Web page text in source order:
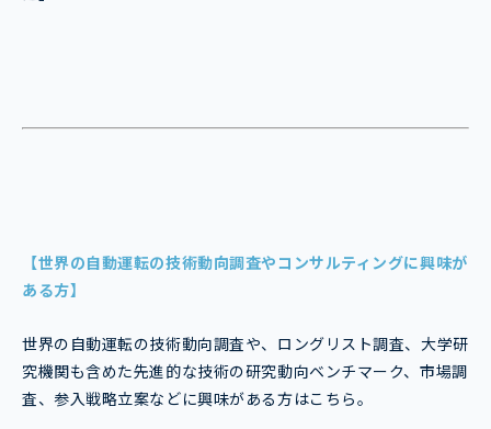
【世界の自動運転の技術動向調査やコンサルティングに興味が
ある方】
世界の自動運転の技術動向調査や、ロングリスト調査、大学研
究機関も含めた先進的な技術の研究動向ベンチマーク、市場調
査、参入戦略立案などに興味がある方はこちら。